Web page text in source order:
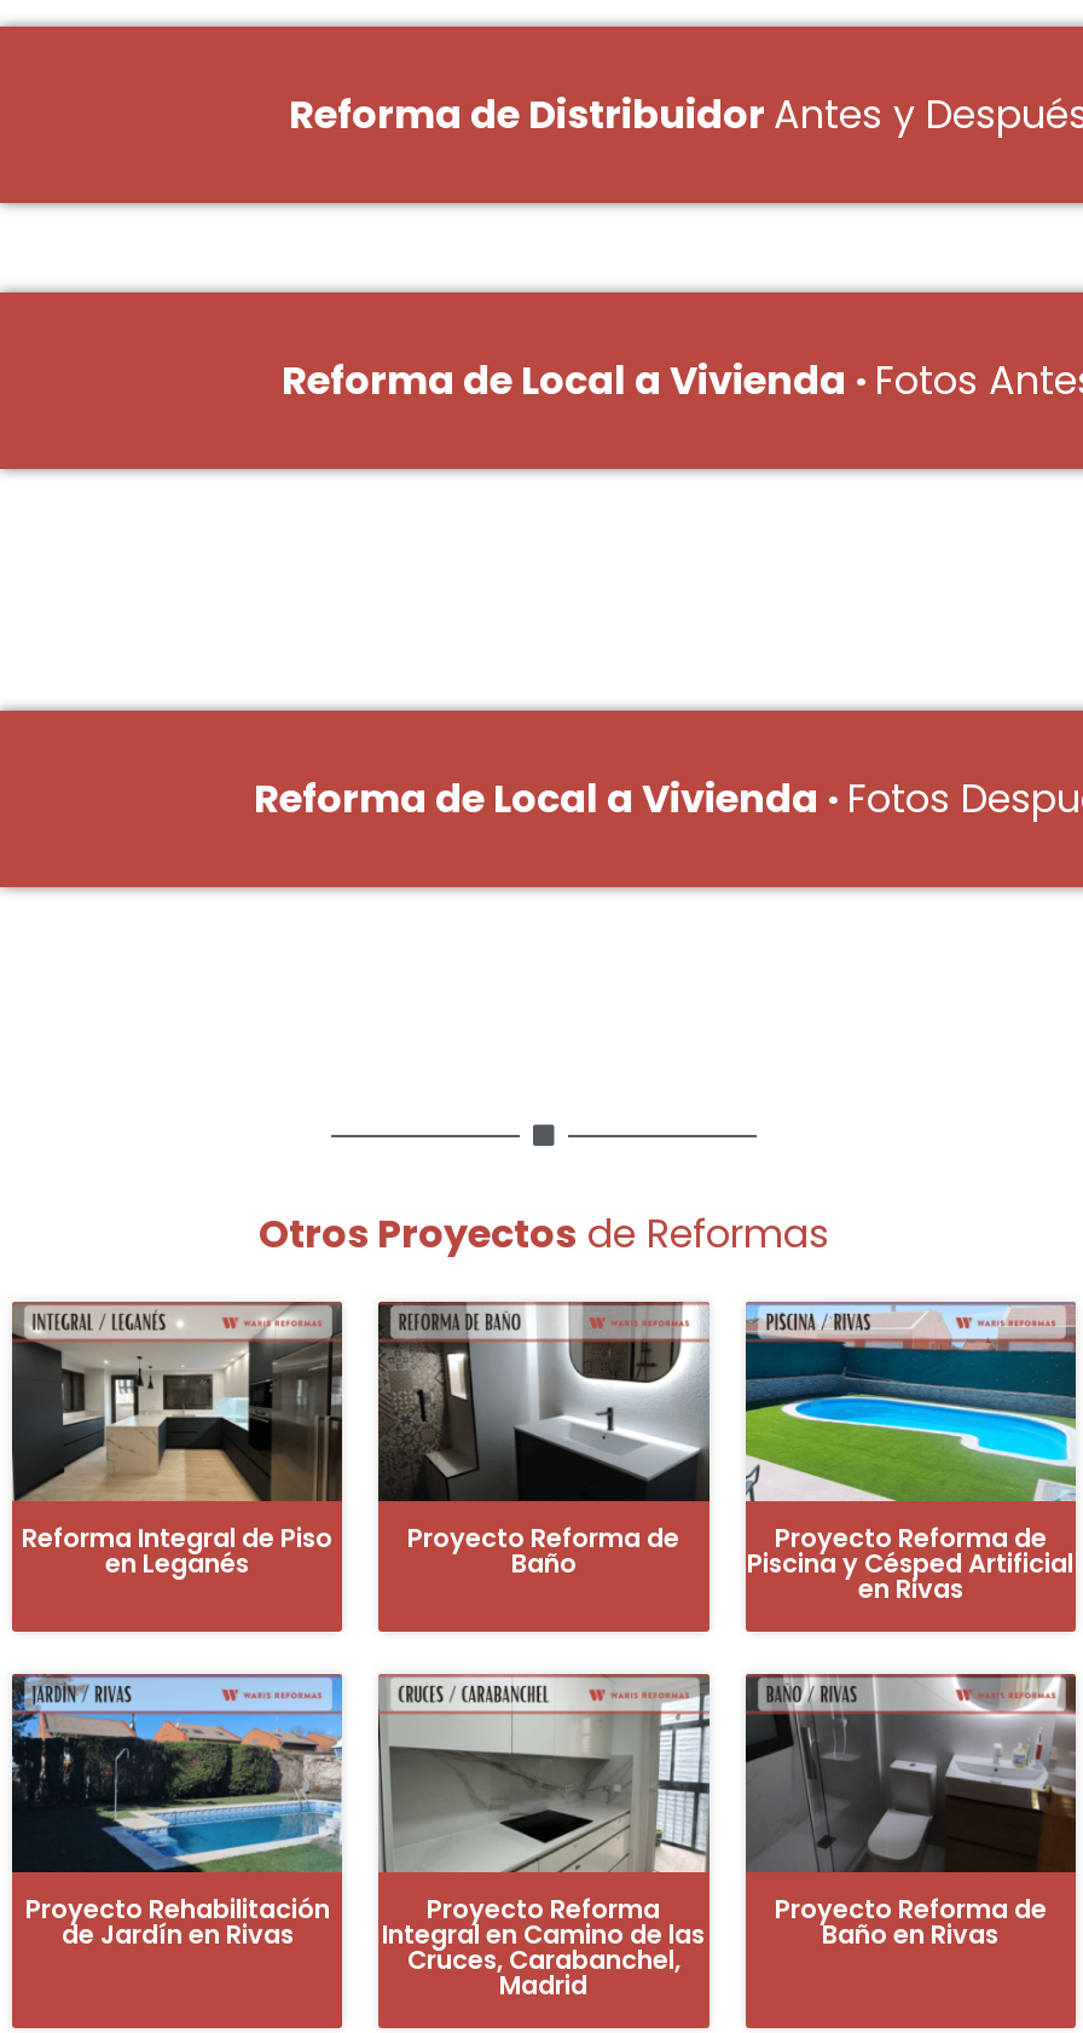
Reforma de Distribuidor Antes y
Reforma de Local a Vivienda · Fotos
Reforma de Local a Vivienda · Fotos
Otros Proyectos de Reformas
Reforma Integral de Piso
en Leganés
Proyecto Reforma de
Baño
Proyecto Reforma de
Piscina y Césped Artificial
en Rivas
Proyecto Rehabilitación
de Jardín en Rivas
Proyecto Reforma
Integral en Camino de las
Cruces, Carabanchel,
Madrid
Proyecto Reforma de
Baño en Rivas